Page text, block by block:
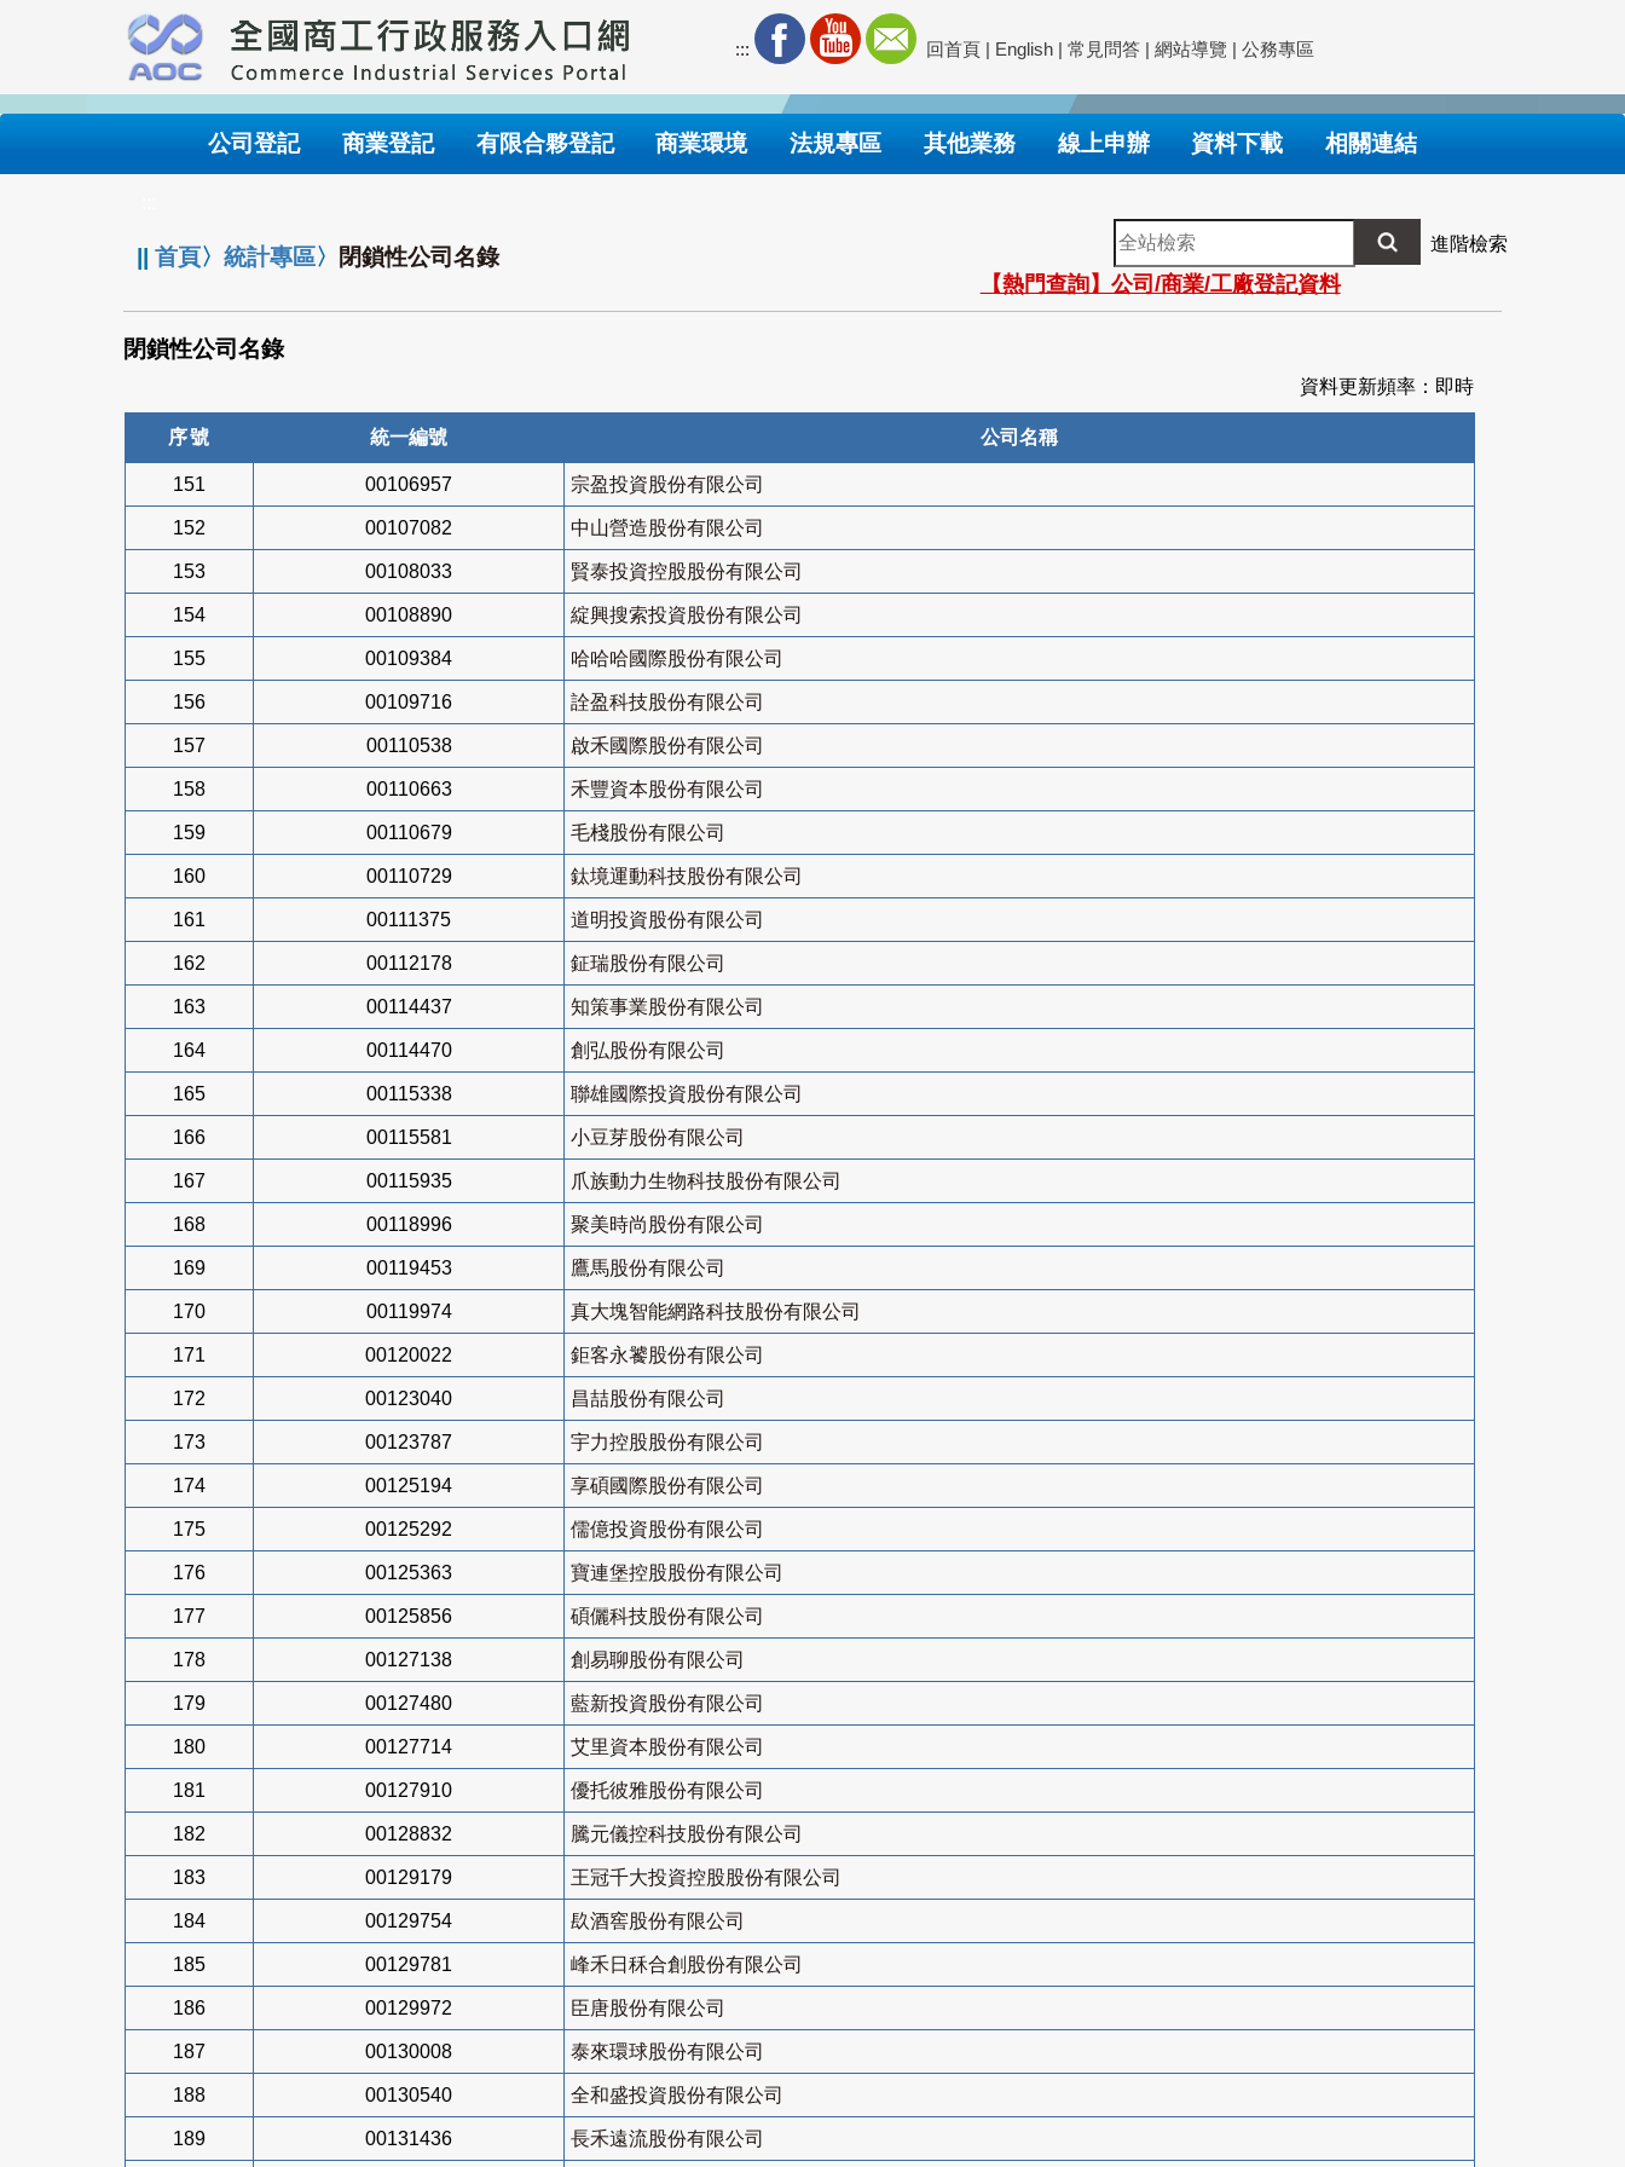
要
內
::: 回首頁 | English | 常見問答 | 網站導覽 | 公務專區
公司登記 商業登記 有限合夥登記 商業環境 法規專區 其他業務 線上申辦 資料下載 相關連結
||首頁〉統計專區〉 閉鎖性公司名錄
全
站
檢
索
進階檢索
【熱門查詢】公司/商業/工廠登記資料
閉鎖性公司名錄
資料更新頻率：即時
序號 統一編號 公司名稱
151 00106957 宗盈投資股份有限公司
152 00107082 中山營造股份有限公司
153 00108033 賢泰投資控股股份有限公司
154 00108890 綻興搜索投資股份有限公司
155 00109384 哈哈哈國際股份有限公司
156 00109716 詮盈科技股份有限公司
157 00110538 啟禾國際股份有限公司
158 00110663 禾豐資本股份有限公司
159 00110679 毛棧股份有限公司
160 00110729 鈦境運動科技股份有限公司
161 00111375 道明投資股份有限公司
162 00112178 鉦瑞股份有限公司
163 00114437 知策事業股份有限公司
164 00114470 創弘股份有限公司
165 00115338 聯雄國際投資股份有限公司
166 00115581 小豆芽股份有限公司
167 00115935 爪族動力生物科技股份有限公司
168 00118996 聚美時尚股份有限公司
169 00119453 鷹馬股份有限公司
170 00119974 真大塊智能網路科技股份有限公司
171 00120022 鉅客永饕股份有限公司
172 00123040 昌喆股份有限公司
173 00123787 宇力控股股份有限公司
174 00125194 享碩國際股份有限公司
175 00125292 儒億投資股份有限公司
176 00125363 寶連堡控股股份有限公司
177 00125856 碩儷科技股份有限公司
178 00127138 創易聊股份有限公司
179 00127480 藍新投資股份有限公司
180 00127714 艾里資本股份有限公司
181 00127910 優托彼雅股份有限公司
182 00128832 騰元儀控科技股份有限公司
183 00129179 王冠千大投資控股股份有限公司
184 00129754 镹酒窖股份有限公司
185 00129781 峰禾日秝合創股份有限公司
186 00129972 臣唐股份有限公司
187 00130008 泰來環球股份有限公司
188 00130540 全和盛投資股份有限公司
189 00131436 長禾遠流股份有限公司